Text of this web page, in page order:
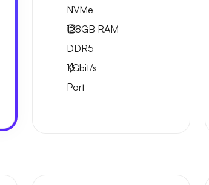
NVMe
128GB RAM
DDR5
1Gbit/s
Port